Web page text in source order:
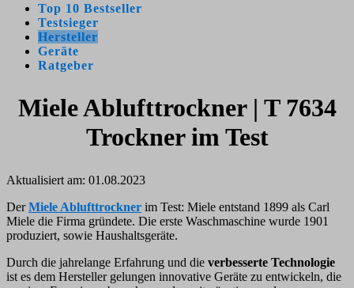
Top 10 Bestseller
Testsieger
Hersteller
Geräte
Ratgeber
Miele Ablufttrockner | T 7634
Trockner im Test
Aktualisiert am: 01.08.2023
DerMiele Ablufttrockner im Test: Miele entstand 1899 als Carl
Miele die Firma gründete. Die erste Waschmaschine wurde 1901
produziert, sowie Haushaltsgeräte.
Durch die jahrelange Erfahrung und die verbesserte Technologie
ist es dem Hersteller gelungen innovative Geräte zu entwickeln, die